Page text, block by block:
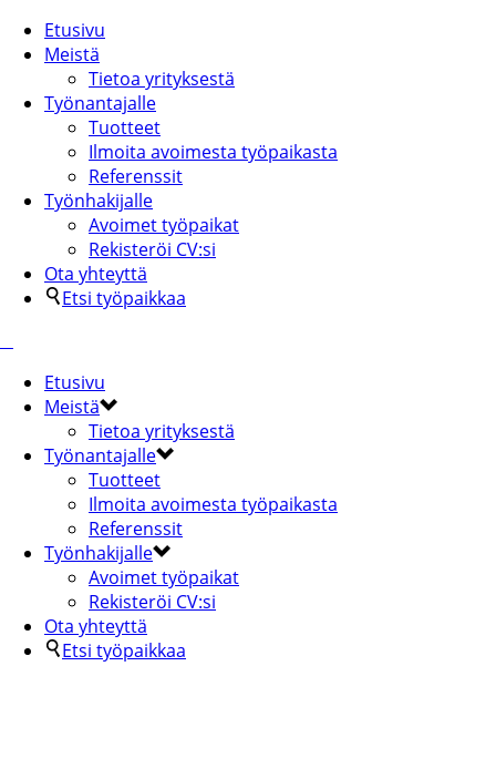
Etusivu
Meistä
Tietoa yrityksestä
Työnantajalle
Tuotteet
Ilmoita avoimesta työpaikasta
Referenssit
Työnhakijalle
Avoimet työpaikat
Rekisteröi CV:si
Ota yhteyttä
Etsi työpaikkaa
Etusivu
Meistä
Tietoa yrityksestä
Työnantajalle
Tuotteet
Ilmoita avoimesta työpaikasta
Referenssit
Työnhakijalle
Avoimet työpaikat
Rekisteröi CV:si
Ota yhteyttä
Etsi työpaikkaa